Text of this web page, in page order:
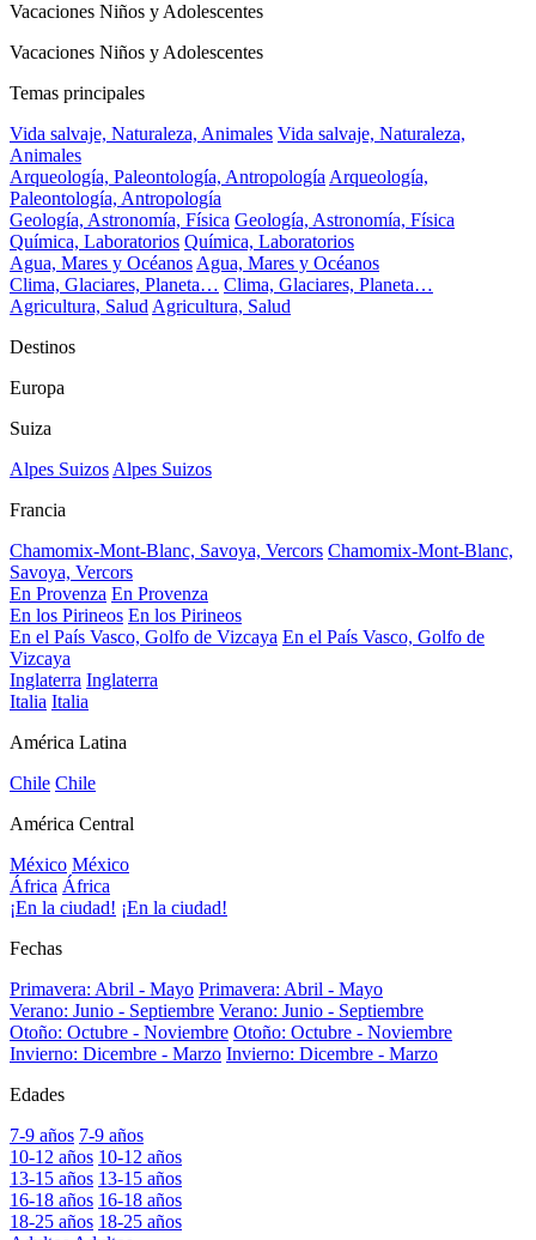
Vacaciones Niños y Adolescentes
Vacaciones Niños y Adolescentes
Temas principales
Vida salvaje, Naturaleza, Animales Vida salvaje, Naturaleza,
Animales
Arqueología, Paleontología, AntropologíaArqueología,
Paleontología, Antropología
Geología, Astronomía, Física Geología, Astronomía, Física
Química, Laboratorios Química, Laboratorios
Agua, Mares y OcéanosAgua, Mares y Océanos
Clima, Glaciares, Planeta… Clima, Glaciares, Planeta…
Agricultura, SaludAgricultura, Salud
Destinos
Europa
Suiza
Alpes SuizosAlpes Suizos
Francia
Chamomix-Mont-Blanc, Savoya, Vercors Chamomix-Mont-Blanc,
Savoya, Vercors
En Provenza En Provenza
En los Pirineos En los Pirineos
En el País Vasco, Golfo de Vizcaya En el País Vasco, Golfo de
Vizcaya
Inglaterra Inglaterra
Italia Italia
América Latina
Chile Chile
América Central
México México
África África
¡En la ciudad! ¡En la ciudad!
Fechas
Primavera: Abril - Mayo Primavera: Abril - Mayo
Verano: Junio - Septiembre Verano: Junio - Septiembre
Otoño: Octubre - Noviembre Otoño: Octubre - Noviembre
Invierno: Dicembre - Marzo Invierno: Dicembre - Marzo
Edades
7-9 años 7-9 años
10-12 años 10-12 años
13-15 años 13-15 años
16-18 años 16-18 años
18-25 años 18-25 años